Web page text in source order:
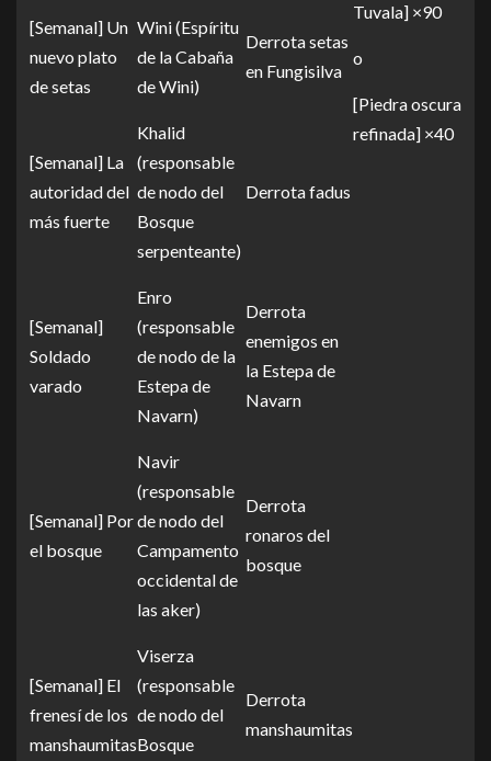
Tuvala] ×90
o
[Piedra oscura
refinada] ×40
[Semanal] Un
nuevo plato
de setas
Wini (Espíritu
de la Cabaña
de Wini)
Derrota setas
en Fungisilva
[Semanal] La
autoridad del
más fuerte
Khalid
(responsable
de nodo del
Bosque
serpenteante)
Derrota fadus
[Semanal]
Soldado
varado
Enro
(responsable
de nodo de la
Estepa de
Navarn)
Derrota
enemigos en
la Estepa de
Navarn
[Semanal] Por
el bosque
Navir
(responsable
de nodo del
Campamento
occidental de
las aker)
Derrota
ronaros del
bosque
[Semanal] El
frenesí de los
manshaumitas
Viserza
(responsable
de nodo del
Bosque
Derrota
manshaumitas